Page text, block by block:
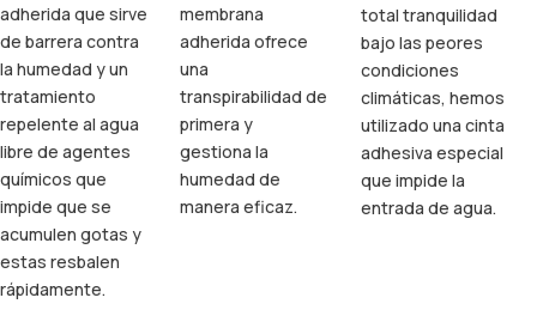
adherida que sirve
de barrera contra
la humedad y un
tratamiento
repelente al agua
libre de agentes
químicos que
impide que se
acumulen gotas y
estas resbalen
rápidamente.
membrana
adherida ofrece
una
transpirabilidad de
primera y
gestiona la
humedad de
manera eficaz.
total tranquilidad
bajo las peores
condiciones
climáticas, hemos
utilizado una cinta
adhesiva especial
que impide la
entrada de agua.